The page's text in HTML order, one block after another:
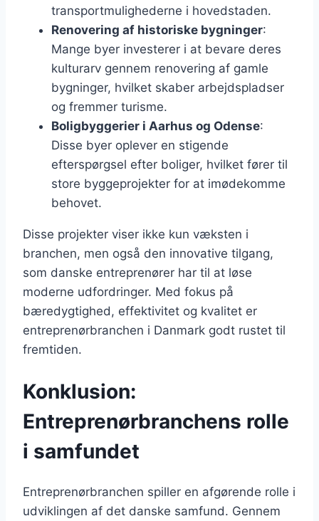
transportmulighederne i hovedstaden.
Renovering af historiske bygninger:
Mange byer investerer i at bevare deres
kulturarv gennem renovering af gamle
bygninger, hvilket skaber arbejdspladser
og fremmer turisme.
Boligbyggerier i Aarhus og Odense:
Disse byer oplever en stigende
efterspørgsel efter boliger, hvilket fører til
store byggeprojekter for at imødekomme
behovet.
Disse projekter viser ikke kun væksten i
branchen, men også den innovative tilgang,
som danske entreprenører har til at løse
moderne udfordringer. Med fokus på
bæredygtighed, effektivitet og kvalitet er
entreprenørbranchen i Danmark godt rustet til
fremtiden.
Konklusion:
Entreprenørbranchens rolle
i samfundet
Entreprenørbranchen spiller en afgørende rolle i
udviklingen af det danske samfund. Gennem